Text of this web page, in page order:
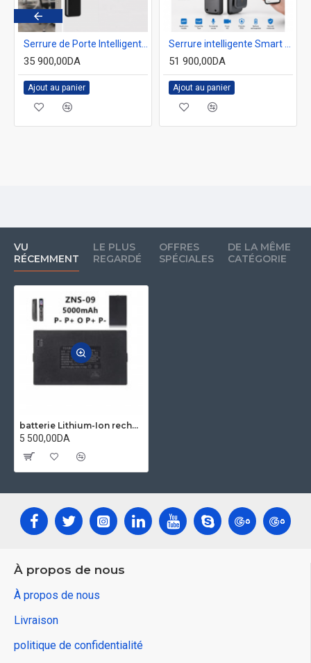
35 900,00DA
Ajout au panier
51 900,00DA
Ajout au panier
VU
RÉCEMMENT
LE PLUS
REGARDÉ
OFFRES
SPÉCIALES
DE LA MÊME
CATÉGORIE
batterie Lithium-Ion rechargeable 7.4V pour serrure intélligente
5 500,00DA
À propos de nous
À propos de nous
Livraison
politique de confidentialité